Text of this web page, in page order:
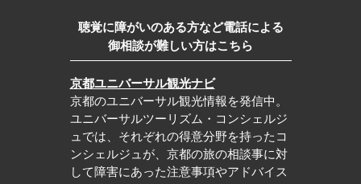
聴覚に障がいのある方など電話による
御相談が難しい方はこちら
京都ユニバーサル観光ナビ
京都のユニバーサル観光情報を発信中。
ユニバーサルツーリズム・コンシェルジ
ュでは、それぞれの得意分野を持ったコ
ンシェルジュが、京都の旅の相談事に対
して障害にあった注意事項やアドバイス